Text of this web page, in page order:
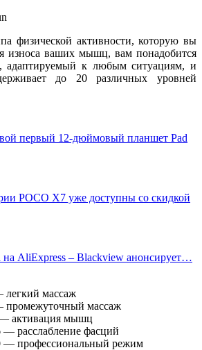
физической активности, которую вы
износа ваших мышц, вам понадобится
адаптируемый к любым ситуациям, и
до 20 различных уровней
первый 12-дюймовый планшет Pad
POCO X7 уже доступны со скидкой
на AliExpress – Blackview анонсирует…
легкий массаж
промежуточный массаж
— активация мышц
— расслабление фасций
— профессиональный режим